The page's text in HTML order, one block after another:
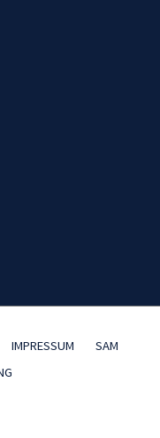
IMPRESSUM
SAM